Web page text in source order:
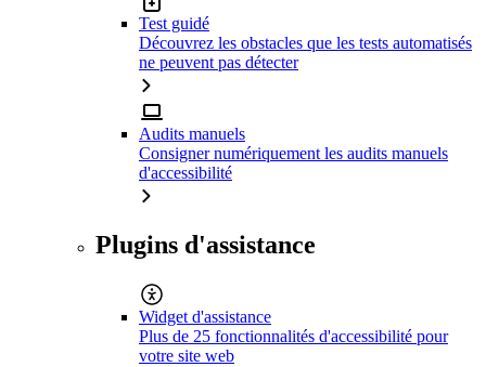
Test guidé
Découvrez les obstacles que les tests automatisés
ne peuvent pas détecter
Audits manuels
Consigner numériquement les audits manuels
d'accessibilité
Plugins d'assistance
Widget d'assistance
Plus de 25 fonctionnalités d'accessibilité pour
votre site web